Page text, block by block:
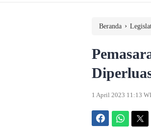
Beranda ›
1 April 2023 11:13